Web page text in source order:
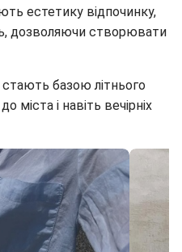
естетику відпочинку,
дозволяючи створювати
стають базою літнього
міста і навіть вечірніх